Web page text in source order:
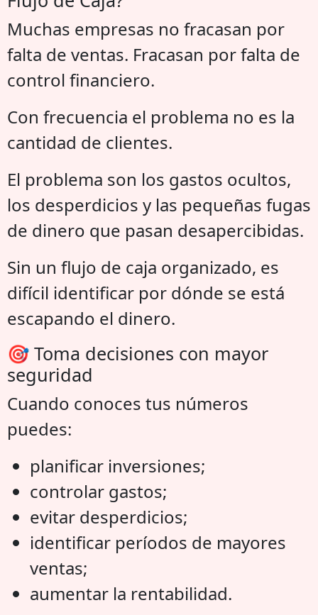
Muchas empresas no fracasan por
falta de ventas. Fracasan por falta de
control financiero.
Con frecuencia el problema no es la
cantidad de clientes.
El problema son los gastos ocultos,
los desperdicios y las pequeñas fugas
de dinero que pasan desapercibidas.
Sin un flujo de caja organizado, es
difícil identificar por dónde se está
escapando el dinero.
🎯 Toma decisiones con mayor
seguridad
Cuando conoces tus números
puedes:
planificar inversiones;
controlar gastos;
evitar desperdicios;
identificar períodos de mayores
ventas;
aumentar la rentabilidad.